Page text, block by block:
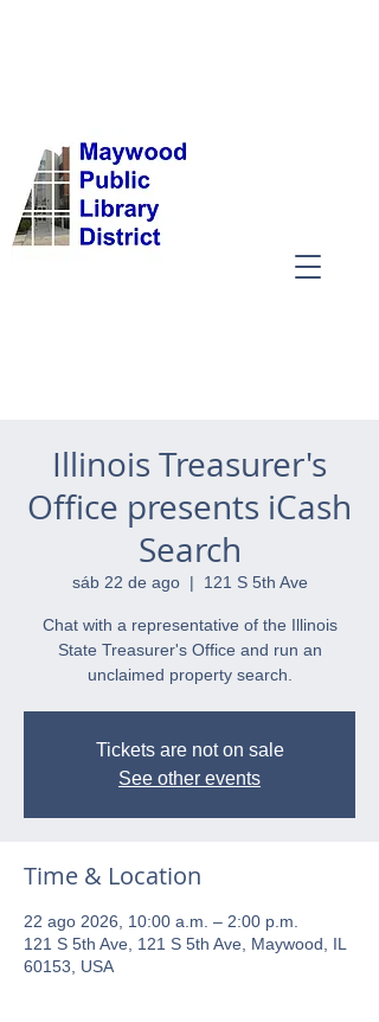
Illinois Treasurer's
Office presents iCash
Search
sáb 22 de ago
  |
121 S 5th Ave
Chat with a representative of the Illinois
State Treasurer's Office and run an
unclaimed property search.
Tickets are not on sale
See other events
Time & Location
22 ago 2026, 10:00 a.m. – 2:00 p.m.
121 S 5th Ave, 121 S 5th Ave, Maywood, IL
60153, USA